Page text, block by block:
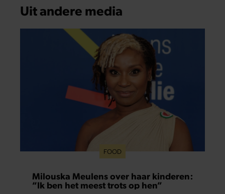
Uit andere media
FOOD
Milouska Meulens over haar kinderen:
“Ik ben het meest trots op hen”